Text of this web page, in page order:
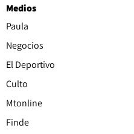
Medios
Paula
Negocios
El Deportivo
Culto
Mtonline
Finde